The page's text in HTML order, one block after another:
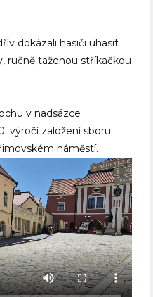
dokázali hasiči uhasit
ručně taženou stříkačkou
v nadsázce
výročí založení sboru
náměstí.